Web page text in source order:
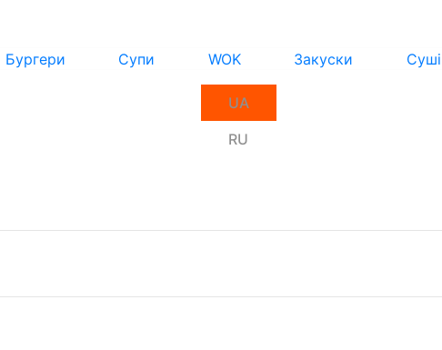
Бургери Супи WOK Закуски
UA
RU